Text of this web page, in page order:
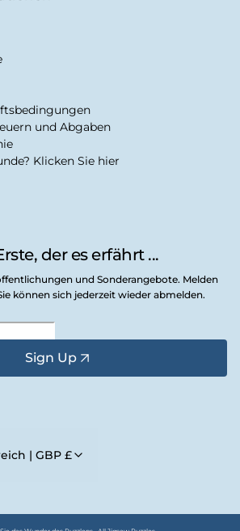
der es erfährt ...
und Sonderangebote. Melden
können sich jederzeit wieder abmelden.
Sign Up
Vereinigtes Königreich | GBP £
und Abgaben
Klicken Sie hier